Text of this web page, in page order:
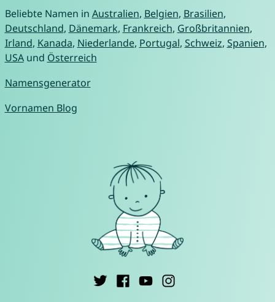
Beliebte Namen in Australien, Belgien, Brasilien,
Deutschland, Dänemark, Frankreich, Großbritannien,
Irland, Kanada, Niederlande, Portugal, Schweiz, Spanien,
USAund Österreich
Namensgenerator
Vornamen Blog